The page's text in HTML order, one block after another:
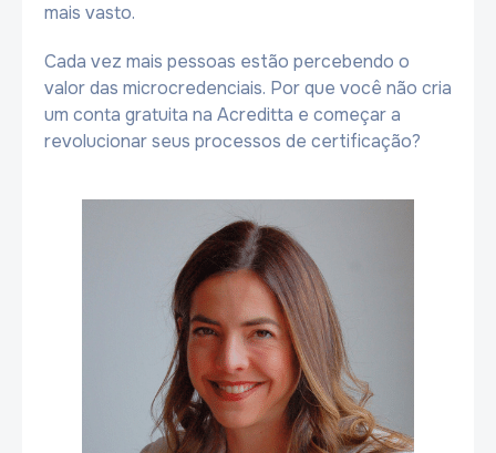
mais vasto.
Cada vez mais pessoas estão percebendo o
valor das microcredenciais. Por que você não cria
um conta gratuita na Acreditta e começar a
revolucionar seus processos de certificação?